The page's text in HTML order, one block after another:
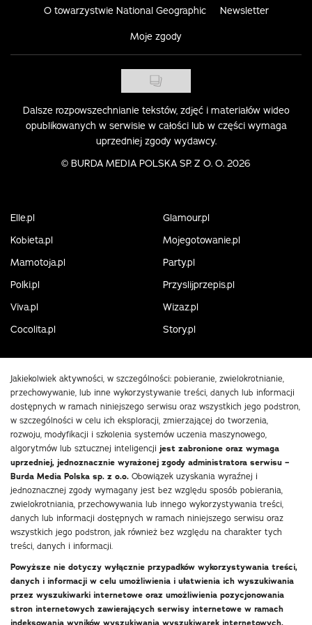
O towarzystwie National Geographic Newsletter
Moje zgody
Dalsze rozpowszechnianie tekstów, zdjęć i materiałów wideo
opublikowanych w serwisie w całości lub w części wymaga
uprzedniej zgody wydawcy.
© BURDA MEDIA POLSKA SP. Z O. O. 2026
Elle.pl
Glamour.pl
Kobieta.pl
Mojegotowanie.pl
Mamotoja.pl
Party.pl
Polki.pl
Przyslijprzepis.pl
Viva.pl
Wizaz.pl
Cocolita.pl
Story.pl
Jakiekolwiek aktywności, w szczególności: pobieranie, zwielokrotnianie,
przechowywanie, lub inne wykorzystywanie treści, danych lub informacji
dostępnych w ramach niniejszego serwisu oraz wszystkich jego podstron,
w szczególności w celu ich eksploracji, zmierzającej do tworzenia,
rozwoju, modyfikacji i szkolenia systemów uczenia maszynowego,
algorytmów lub sztucznej inteligencji jest zabronione oraz wymaga
uprzedniej, jednoznacznie wyrażonej zgody administratora serwisu –
Burda Media Polska sp. z o.o. Obowiązek uzyskania wyraźnej i
jednoznacznej zgody wymagany jest bez względu sposób pobierania,
zwielokrotniania, przechowywania lub innego wykorzystywania treści,
danych lub informacji dostępnych w ramach niniejszego serwisu oraz
wszystkich jego podstron, jak również bez względu na charakter tych
treści, danych i informacji.
Powyższe nie dotyczy wyłącznie przypadków wykorzystywania treści,
danych i informacji w celu umożliwienia i ułatwienia ich wyszukiwania
przez wyszukiwarki internetowe oraz umożliwienia pozycjonowania
stron internetowych zawierających serwisy internetowe w ramach